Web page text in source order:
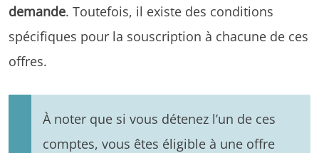
demande. Toutefois, il existe des conditions
spécifiques pour la souscription à chacune de ces
offres.
À noter que si vous détenez l’un de ces
comptes, vous êtes éligible à une offre